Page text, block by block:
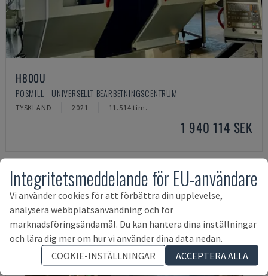
H800U
POSMILL - UNIVERSELLT BEARBETNINGSCENTRUM
TYSKLAND 2021 11.514 tim.
1 940 114 SEK
Integritetsmeddelande för EU-användare
Vi använder cookies för att förbättra din upplevelse,
analysera webbplatsanvändning och för
marknadsföringsändamål. Du kan hantera dina inställningar
och lära dig mer om hur vi använder dina data nedan.
COOKIE-INSTÄLLNINGAR
ACCEPTERA ALLA